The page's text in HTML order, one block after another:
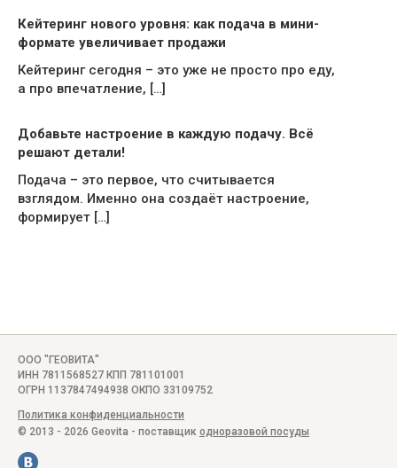
Кейтеринг нового уровня: как подача в мини-
формате увеличивает продажи
Кейтеринг сегодня – это уже не просто про еду,
а про впечатление, […]
Добавьте настроение в каждую подачу. Всё
решают детали!
Подача – это первое, что считывается
взглядом. Именно она создаёт настроение,
формирует […]
ООО "ГЕОВИТА"
ИНН 7811568527 КПП 781101001
ОГРН 1137847494938 ОКПО 33109752
Политика конфиденциальности
© 2013 - 2026 Geovita - поставщик одноразовой посуды